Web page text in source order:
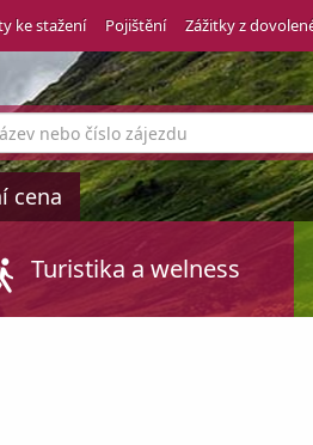
ke stažení Pojištění Zážitky z
cena
Turistika a welness